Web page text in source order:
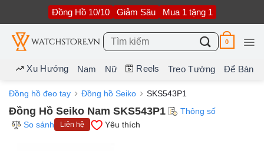
nội
dung
Đồng Hồ 10/10 Giảm Sâu Mua 1 tặng 1
Tìm
kiếm:
0
Xu Hướng Nam Nữ Reels Treo Tường Để Bàn
Đồng hồ đeo tay Đồng hồ Seiko SKS543P1
Đồng Hồ Seiko Nam SKS543P1
Thông số
So sánh
Liên hệ Yêu thích